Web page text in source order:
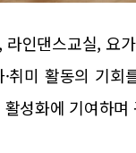
인댄스교실, 요
취미 활동의 기
성화에 기여하